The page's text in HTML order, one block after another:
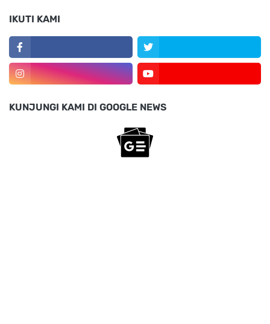
IKUTI KAMI
KUNJUNGI KAMI DI GOOGLE NEWS